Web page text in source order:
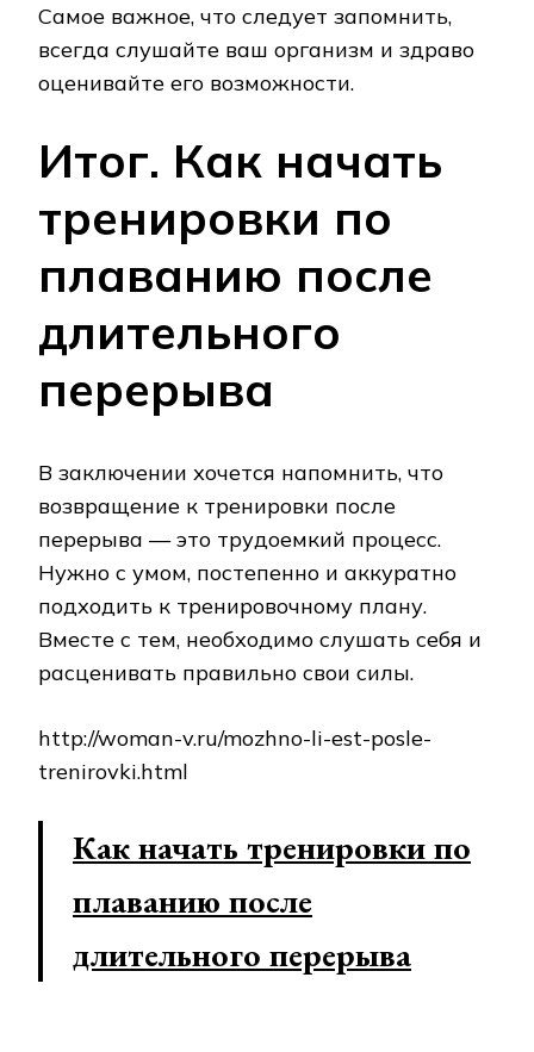
Самое важное, что следует запомнить,
всегда слушайте ваш организм и здраво
оценивайте его возможности.
Итог. Как начать
тренировки по
плаванию после
длительного
перерыва
В заключении хочется напомнить, что
возвращение к тренировки после
перерыва — это трудоемкий процесс.
Нужно с умом, постепенно и аккуратно
подходить к тренировочному плану.
Вместе с тем, необходимо слушать себя и
расценивать правильно свои силы.
http://woman-v.ru/mozhno-li-est-posle-
trenirovki.html
Как начать тренировки по
плаванию после
длительного перерыва